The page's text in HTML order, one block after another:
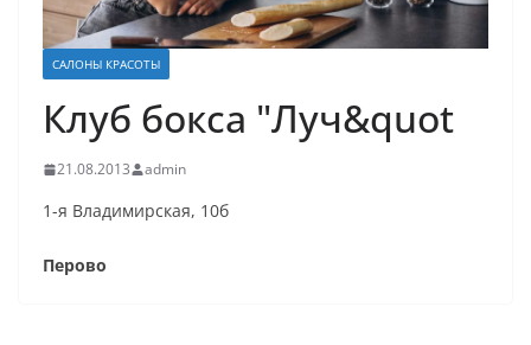
САЛОНЫ КРАСОТЫ
Клуб бокса "Луч&quot
21.08.2013 admin
1-я Владимирская, 10б
Перово